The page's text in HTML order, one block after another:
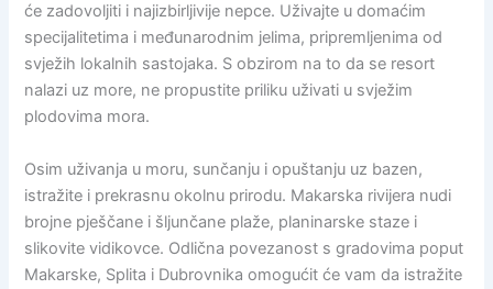
će zadovoljiti i najizbirljivije nepce. Uživajte u domaćim
specijalitetima i međunarodnim jelima, pripremljenima od
svježih lokalnih sastojaka. S obzirom na to da se resort
nalazi uz more, ne propustite priliku uživati u svježim
plodovima mora.
Osim uživanja u moru, sunčanju i opuštanju uz bazen,
istražite i prekrasnu okolnu prirodu. Makarska rivijera nudi
brojne pješčane i šljunčane plaže, planinarske staze i
slikovite vidikovce. Odlična povezanost s gradovima poput
Makarske, Splita i Dubrovnika omogućit će vam da istražite